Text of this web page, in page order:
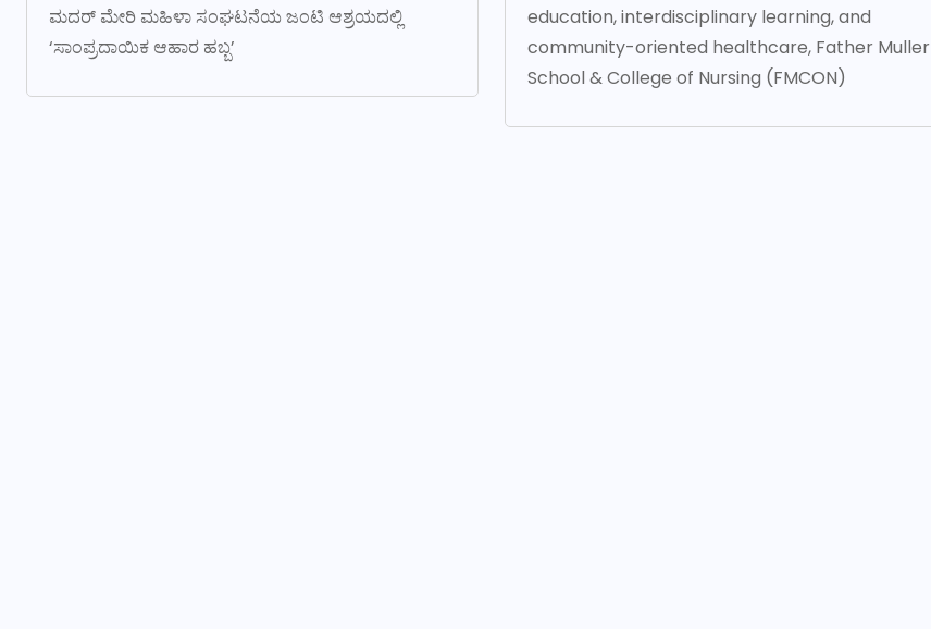
ಮದರ್ ಮೇರಿ ಮಹಿಳಾ ಸಂಘಟನೆಯ ಜಂಟಿ ಆಶ್ರಯದಲ್ಲಿ
‘ಸಾಂಪ್ರದಾಯಿಕ ಆಹಾರ ಹಬ್ಬ’
education, interdisciplinary learning, and
community-oriented healthcare, Father Muller
School & College of Nursing (FMCON)